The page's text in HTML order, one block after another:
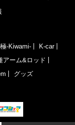
極-Kiwami-
K-car
アーム&ロッド
グッズ